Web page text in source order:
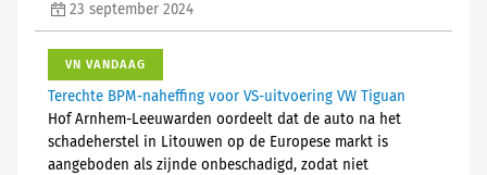
23 september 2024
VN VANDAAG
Terechte BPM-naheffing voor VS-uitvoering VW Tiguan
Hof Arnhem-Leeuwarden oordeelt dat de auto na het
schadeherstel in Litouwen op de Europese markt is
aangeboden als zijnde onbeschadigd, zodat niet